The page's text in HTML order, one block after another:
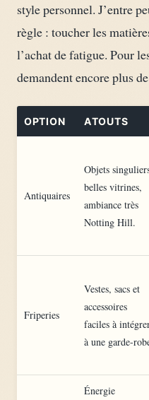
style personnel. J’entre
règle : toucher les
l’achat de fatigue. Pour
demandent encore plus
OPTION ATOUTS
Antiquaires
Objets
belles vitrines,
ambiance très
Notting Hill.
Friperies
Vestes, sacs et
accessoires
faciles à
à une garde-
Énergie